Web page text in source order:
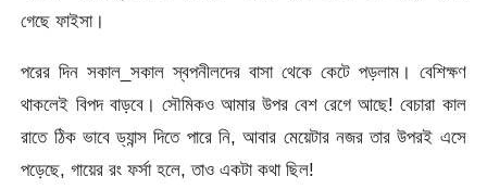
গেছে ফাইসা।
পরের দিন সকাল_সকাল স্বপনীলদের বাসা থেকে কেটে পড়লাম। বেশিক্ষণ
থাকলেই বিপদ বাড়বে। সৌমিকও আমার উপর বেশ রেগে আছে! বেচারা কাল
রাতে ঠিক ভাবে ড্যান্স দিতে পারে নি, আবার মেয়েটার নজর তার উপরই এসে
পড়েছে, গায়ের রং ফর্সা হলে, তাও একটা কথা ছিল!